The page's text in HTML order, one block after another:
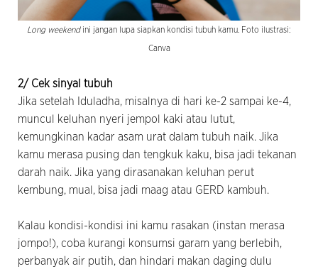
Long weekendini jangan lupa siapkan kondisi tubuh kamu. Foto ilustrasi:
Canva
2/ Cek sinyal tubuh
Jika setelah Iduladha, misalnya di hari ke-2 sampai ke-4,
muncul keluhan nyeri jempol kaki atau lutut,
kemungkinan kadar asam urat dalam tubuh naik. Jika
kamu merasa pusing dan tengkuk kaku, bisa jadi tekanan
darah naik. Jika yang dirasanakan keluhan perut
kembung, mual, bisa jadi maag atau GERD kambuh.
Kalau kondisi-kondisi ini kamu rasakan (instan merasa
jompo!), coba kurangi konsumsi garam yang berlebih,
perbanyak air putih, dan hindari makan daging dulu